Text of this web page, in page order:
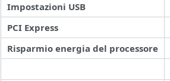
Impostazioni USB
PCI Express
Risparmio energia del processore